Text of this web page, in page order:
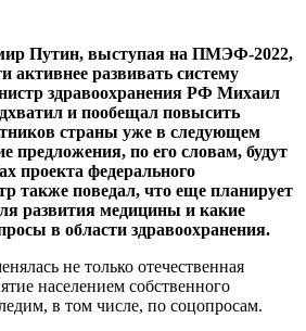
Путин, выступая на ПМЭФ-2022,
активнее развивать систему
здравоохранения РФ Михаил
и пообещал повысить
страны уже в следующем
предложения, по его словам, будут
проекта федерального
также поведал, что еще планирует
развития медицины и какие
в области здравоохранения.
не только отечественная
населением собственного
в том числе, по соцопросам.